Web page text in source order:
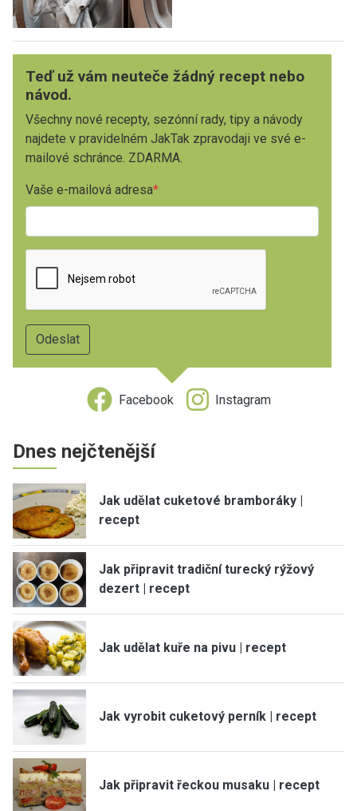
Teď už vám neuteče žádný recept nebo
návod.
Všechny nové recepty, sezónní rady, tipy a návody
najdete v pravidelném JakTak zpravodaji ve své e-
mailové schránce. ZDARMA.
Vaše e-mailová adresa
Facebook Instagram
Dnes nejčtenější
Jak udělat cuketové bramboráky |
recept
Jak připravit tradiční turecký rýžový
dezert | recept
Jak udělat kuře na pivu | recept
Jak vyrobit cuketový perník | recept
Jak připravit řeckou musaku | recept